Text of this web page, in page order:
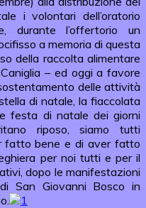
i volontari dell’oratorio
durante l’offertorio un
a memoria di questa
della raccolta alimentare
– ed oggi a favore
delle attività
di natale, la fiaccolata
festa di natale dei giorni
riposo, siamo tutti
fatto bene e di aver fatto
per noi tutti e per il
dopo le manifestazioni
San Giovanni Bosco in